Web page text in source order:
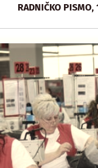
RADNIČKO PISMO,